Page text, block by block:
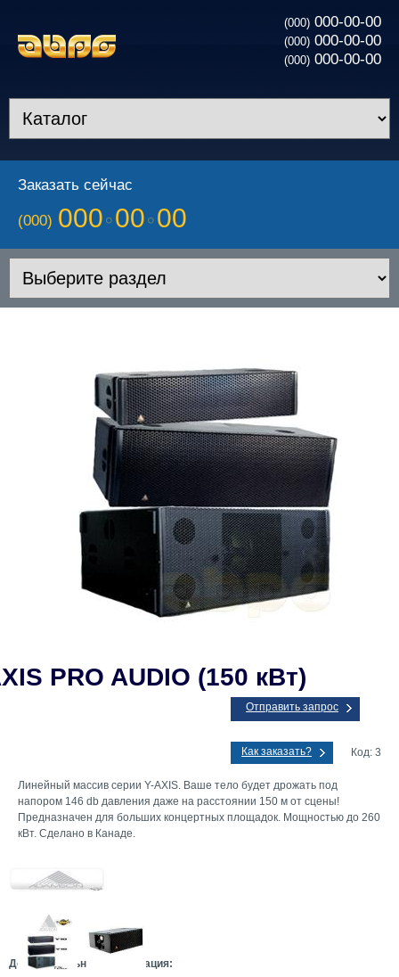
(000) 000-00-00
(000) 000-00-00
(000) 000-00-00
Заказать сейчас
(000) 000 00 00
PRO AUDIO (150 кВт)
Отправить запрос
Как заказать? Код: 3
Линейный массив серии Y-AXIS. Ваше тело будет дрожать под
напором 146 db давления даже на расстоянии 150 м от сцены!
Предназначен для больших концертных площадок. Мощностью до 260
кВт. Сделано в Канаде.
Дополнительная информация: